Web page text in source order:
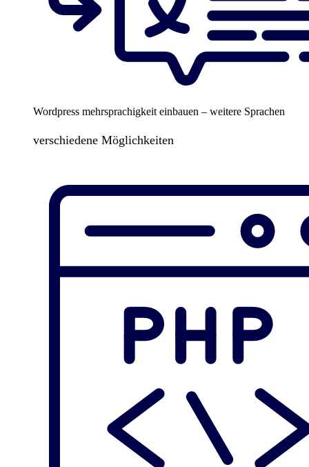
Wordpress mehrsprachigkeit einbauen – weitere Sprachen
verschiedene Möglichkeiten